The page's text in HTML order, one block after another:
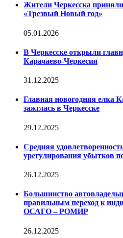
Жители Черкесска
«Трезвый Новый год»
05.01.2026
В Черкесске открыли
Карачаево-Черкесии
31.12.2025
Главная новогодняя елка
зажглась в Черкесске
29.12.2025
Средняя
урегулирования убытков
26.12.2025
Большинство
правильным переход к
ОСАГО – РОМИР
26.12.2025